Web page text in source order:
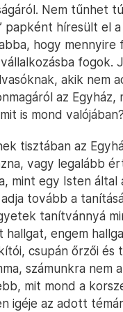
Nem tűnhet
papként híresült el
hogy mennyire
fogok.
akik nem
az
is mond valójában?
tisztában az
vagy legalább
mint egy Isten
tovább a
tanítvánnyá
engem
csupán őrzői és
számunkra nem
mit mond a
igéje az adott